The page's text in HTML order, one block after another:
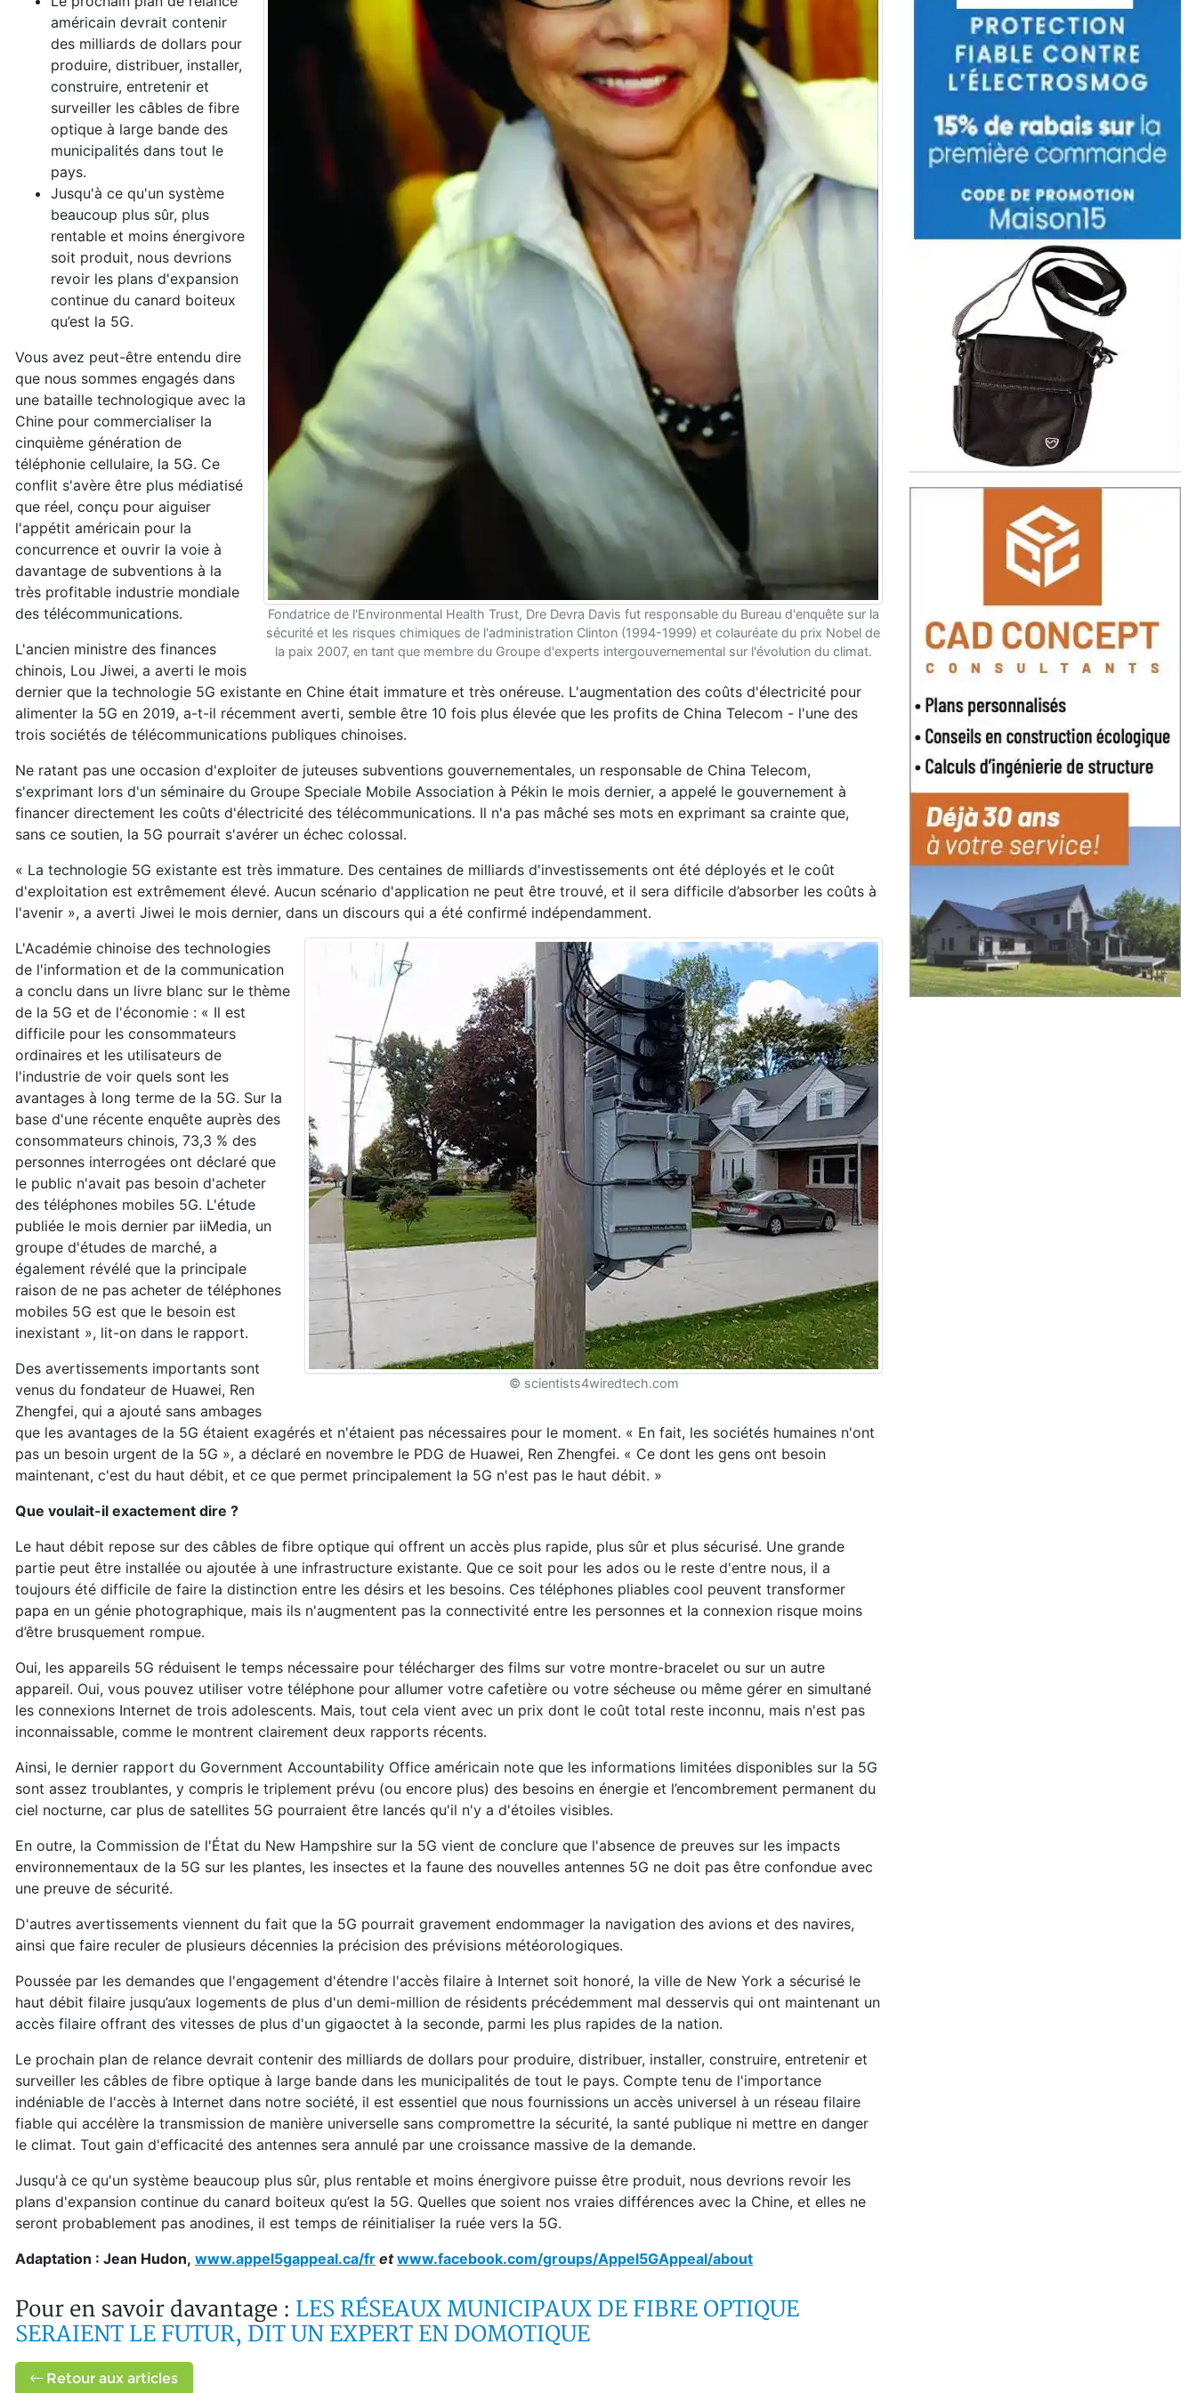
Fondatrice de l'Environmental Health Trust, Dre Devra Davis fut responsable du Bureau d'enquête sur la
sécurité et les risques chimiques de l'administration Clinton (1994-1999) et colauréate du prix Nobel de
la paix 2007, en tant que membre du Groupe d'experts intergouvernemental sur l'évolution du climat.
américain devrait contenir
des milliards de dollars pour
produire, distribuer, installer,
construire, entretenir et
surveiller les câbles de fibre
optique à large bande des
municipalités dans tout le
pays.
Jusqu'à ce qu'un système
beaucoup plus sûr, plus
rentable et moins énergivore
soit produit, nous devrions
revoir les plans d'expansion
continue du canard boiteux
qu’est la 5G.
Vous avez peut-être entendu dire
que nous sommes engagés dans
une bataille technologique avec la
Chine pour commercialiser la
cinquième génération de
téléphonie cellulaire, la 5G. Ce
conflit s'avère être plus médiatisé
que réel, conçu pour aiguiser
l'appétit américain pour la
concurrence et ouvrir la voie à
davantage de subventions à la
très profitable industrie mondiale
des télécommunications.
L'ancien ministre des finances
chinois, Lou Jiwei, a averti le mois
dernier que la technologie 5G existante en Chine était immature et très onéreuse. L'augmentation des coûts d'électricité pour
alimenter la 5G en 2019, a-t-il récemment averti, semble être 10 fois plus élevée que les profits de China Telecom - l'une des
trois sociétés de télécommunications publiques chinoises.
Ne ratant pas une occasion d'exploiter de juteuses subventions gouvernementales, un responsable de China Telecom,
s'exprimant lors d'un séminaire du Groupe Speciale Mobile Association à Pékin le mois dernier, a appelé le gouvernement à
financer directement les coûts d'électricité des télécommunications. Il n'a pas mâché ses mots en exprimant sa crainte que,
sans ce soutien, la 5G pourrait s'avérer un échec colossal.
« La technologie 5G existante est très immature. Des centaines de milliards d'investissements ont été déployés et le coût
d'exploitation est extrêmement élevé. Aucun scénario d'application ne peut être trouvé, et il sera difficile d’absorber les coûts à
l'avenir », a averti Jiwei le mois dernier, dans un discours qui a été confirmé indépendamment.
© scientists4wiredtech.com
L'Académie chinoise des technologies
de l'information et de la communication
a conclu dans un livre blanc sur le thème
de la 5G et de l'économie : « Il est
difficile pour les consommateurs
ordinaires et les utilisateurs de
l'industrie de voir quels sont les
avantages à long terme de la 5G. Sur la
base d'une récente enquête auprès des
consommateurs chinois, 73,3 % des
personnes interrogées ont déclaré que
le public n'avait pas besoin d'acheter
des téléphones mobiles 5G. L'étude
publiée le mois dernier par iiMedia, un
groupe d'études de marché, a
également révélé que la principale
raison de ne pas acheter de téléphones
mobiles 5G est que le besoin est
inexistant », lit-on dans le rapport.
Des avertissements importants sont
venus du fondateur de Huawei, Ren
Zhengfei, qui a ajouté sans ambages
que les avantages de la 5G étaient exagérés et n'étaient pas nécessaires pour le moment. « En fait, les sociétés humaines n'ont
pas un besoin urgent de la 5G », a déclaré en novembre le PDG de Huawei, Ren Zhengfei. « Ce dont les gens ont besoin
maintenant, c'est du haut débit, et ce que permet principalement la 5G n'est pas le haut débit. »
Que voulait-il exactement dire ?
Le haut débit repose sur des câbles de fibre optique qui offrent un accès plus rapide, plus sûr et plus sécurisé. Une grande
partie peut être installée ou ajoutée à une infrastructure existante. Que ce soit pour les ados ou le reste d'entre nous, il a
toujours été difficile de faire la distinction entre les désirs et les besoins. Ces téléphones pliables cool peuvent transformer
papa en un génie photographique, mais ils n'augmentent pas la connectivité entre les personnes et la connexion risque moins
d’être brusquement rompue.
Oui, les appareils 5G réduisent le temps nécessaire pour télécharger des films sur votre montre-bracelet ou sur un autre
appareil. Oui, vous pouvez utiliser votre téléphone pour allumer votre cafetière ou votre sécheuse ou même gérer en simultané
les connexions Internet de trois adolescents. Mais, tout cela vient avec un prix dont le coût total reste inconnu, mais n'est pas
inconnaissable, comme le montrent clairement deux rapports récents.
Ainsi, le dernier rapport du Government Accountability Office américain note que les informations limitées disponibles sur la 5G
sont assez troublantes, y compris le triplement prévu (ou encore plus) des besoins en énergie et l’encombrement permanent du
ciel nocturne, car plus de satellites 5G pourraient être lancés qu'il n'y a d'étoiles visibles.
En outre, la Commission de l'État du New Hampshire sur la 5G vient de conclure que l'absence de preuves sur les impacts
environnementaux de la 5G sur les plantes, les insectes et la faune des nouvelles antennes 5G ne doit pas être confondue avec
une preuve de sécurité.
D'autres avertissements viennent du fait que la 5G pourrait gravement endommager la navigation des avions et des navires,
ainsi que faire reculer de plusieurs décennies la précision des prévisions météorologiques.
Poussée par les demandes que l'engagement d'étendre l'accès filaire à Internet soit honoré, la ville de New York a sécurisé le
haut débit filaire jusqu’aux logements de plus d'un demi-million de résidents précédemment mal desservis qui ont maintenant un
accès filaire offrant des vitesses de plus d'un gigaoctet à la seconde, parmi les plus rapides de la nation.
Le prochain plan de relance devrait contenir des milliards de dollars pour produire, distribuer, installer, construire, entretenir et
surveiller les câbles de fibre optique à large bande dans les municipalités de tout le pays. Compte tenu de l'importance
indéniable de l'accès à Internet dans notre société, il est essentiel que nous fournissions un accès universel à un réseau filaire
fiable qui accélère la transmission de manière universelle sans compromettre la sécurité, la santé publique ni mettre en danger
le climat. Tout gain d'efficacité des antennes sera annulé par une croissance massive de la demande.
Jusqu'à ce qu'un système beaucoup plus sûr, plus rentable et moins énergivore puisse être produit, nous devrions revoir les
plans d'expansion continue du canard boiteux qu’est la 5G. Quelles que soient nos vraies différences avec la Chine, et elles ne
seront probablement pas anodines, il est temps de réinitialiser la ruée vers la 5G.
Adaptation : Jean Hudon, www.appel5gappeal.ca/fr etwww.facebook.com/groups/Appel5GAppeal/about
Pour en savoir davantage : LES RÉSEAUX MUNICIPAUX DE FIBRE OPTIQUE
SERAIENT LE FUTUR, DIT UN EXPERT EN DOMOTIQUE
Retour aux articles